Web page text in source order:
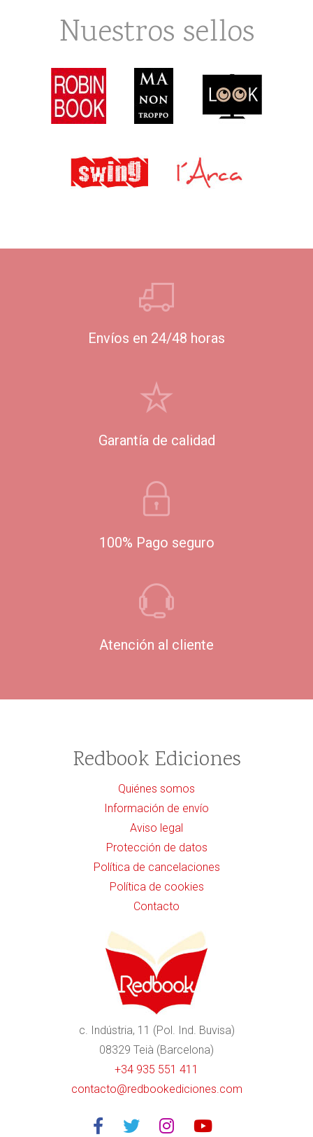
Nuestros sellos
Envíos en 24/48 horas
Garantía de calidad
100% Pago seguro
Atención al cliente
Redbook Ediciones
Quiénes somos
Información de envío
Aviso legal
Protección de datos
Política de cancelaciones
Política de cookies
Contacto
c. Indústria, 11 (Pol. Ind. Buvisa)
08329 Teià (Barcelona)
+34 935 551 411
contacto@redbookediciones.com